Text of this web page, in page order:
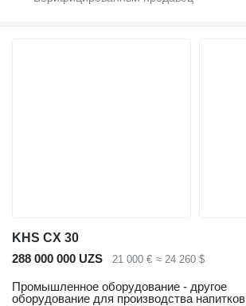
KHS CX 30
288 000 000 UZS
21 000 € ≈ 24 260 $
Промышленное оборудование - другое
оборудование для производства напитков